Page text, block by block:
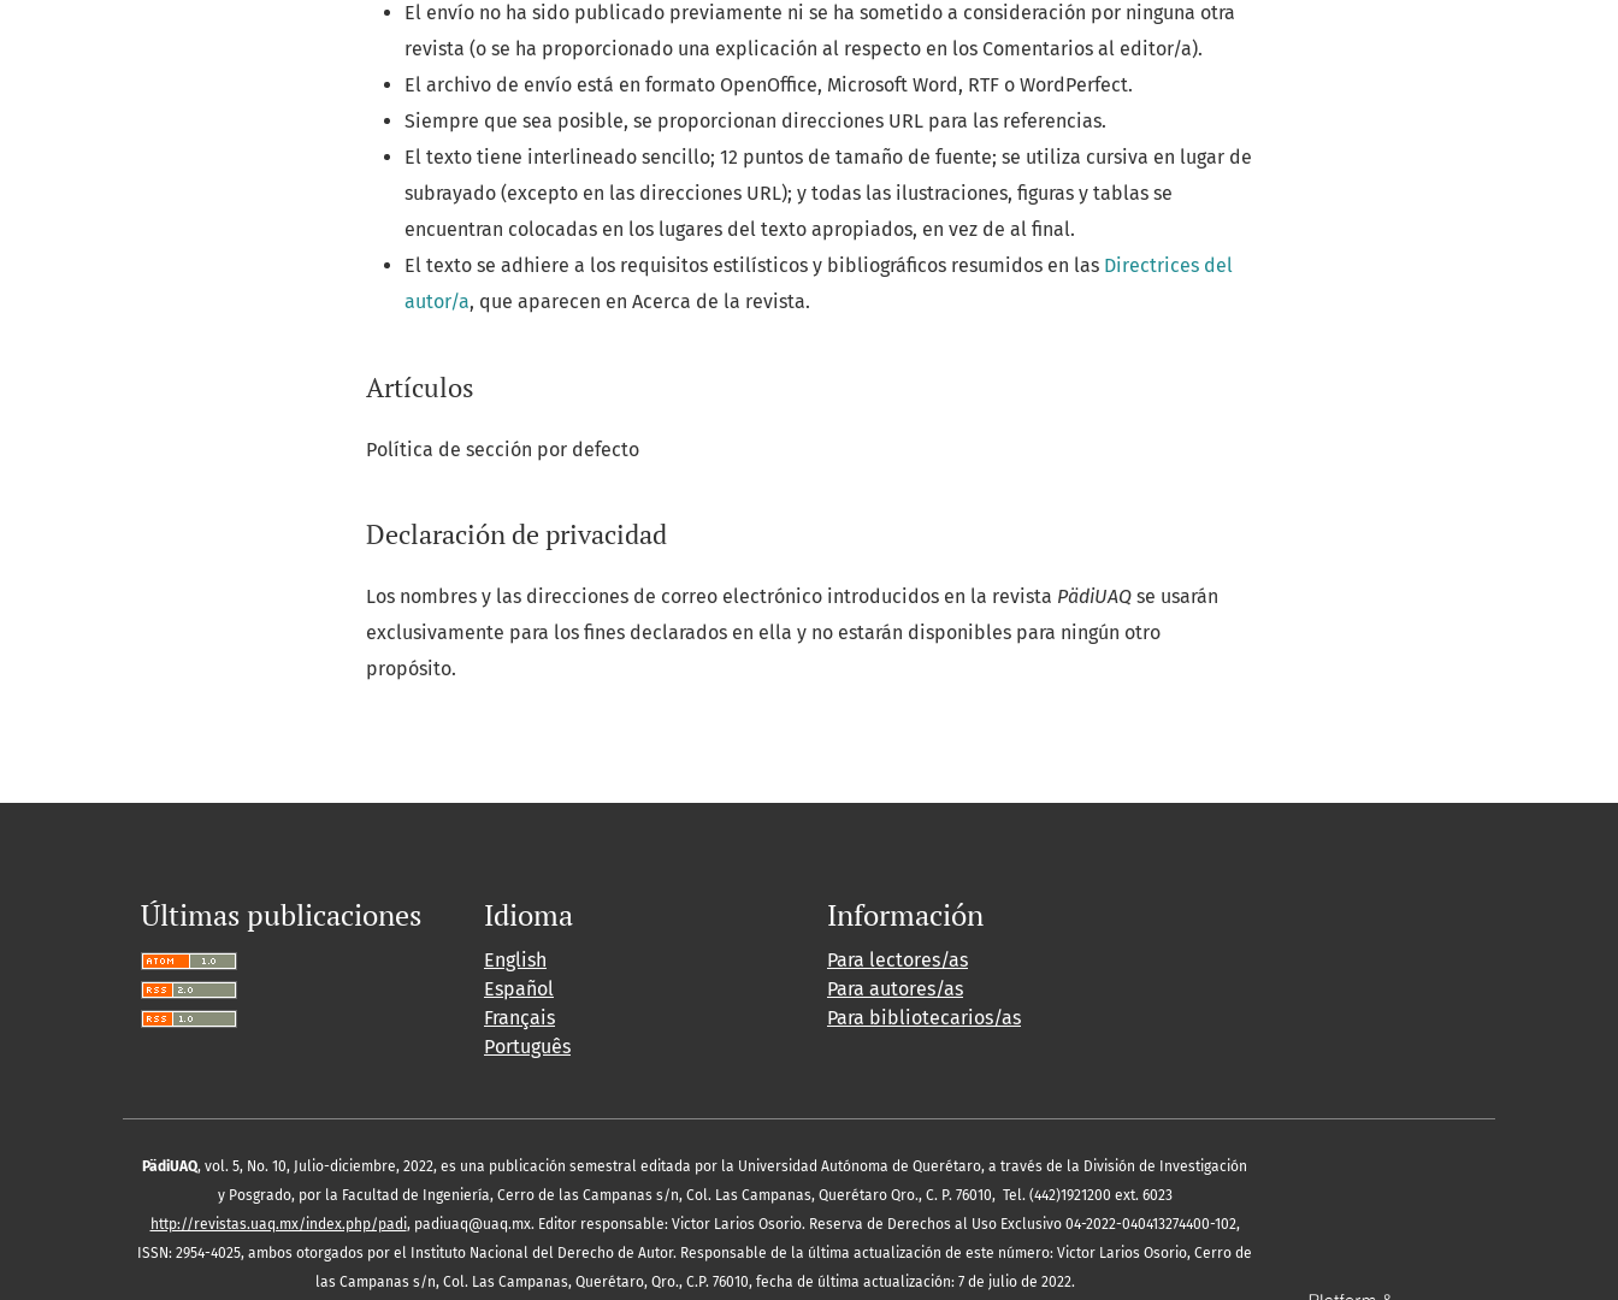
El envío no ha sido publicado previamente ni se ha sometido a consideración por ninguna otra
revista (o se ha proporcionado una explicación al respecto en los Comentarios al editor/a).
El archivo de envío está en formato OpenOffice, Microsoft Word, RTF o WordPerfect.
Siempre que sea posible, se proporcionan direcciones URL para las referencias.
El texto tiene interlineado sencillo; 12 puntos de tamaño de fuente; se utiliza cursiva en lugar de
subrayado (excepto en las direcciones URL); y todas las ilustraciones, figuras y tablas se
encuentran colocadas en los lugares del texto apropiados, en vez de al final.
El texto se adhiere a los requisitos estilísticos y bibliográficos resumidos en las Directrices del
autor/a, que aparecen en Acerca de la revista.
Artículos
Política de sección por defecto
Declaración de privacidad
Los nombres y las direcciones de correo electrónico introducidos en la revista PädiUAQ se usarán
exclusivamente para los fines declarados en ella y no estarán disponibles para ningún otro
propósito.
Últimas publicaciones Idioma
English
Español
Français
Português
Información
Para lectores/as
Para autores/as
Para bibliotecarios/as
PädiUAQ, vol. 5, No. 10, Julio-diciembre, 2022, es una publicación semestral editada por la Universidad Autónoma de Querétaro, a través de la División de Investigación
y Posgrado, por la Facultad de Ingeniería, Cerro de las Campanas s/n, Col. Las Campanas, Querétaro Qro., C. P. 76010, Tel. (442)1921200 ext. 6023
http://revistas.uaq.mx/index.php/padi, padiuaq@uaq.mx. Editor responsable: Victor Larios Osorio. Reserva de Derechos al Uso Exclusivo 04-2022-040413274400-102,
ISSN: 2954-4025, ambos otorgados por el Instituto Nacional del Derecho de Autor. Responsable de la última actualización de este número: Victor Larios Osorio, Cerro de
las Campanas s/n, Col. Las Campanas, Querétaro, Qro., C.P. 76010, fecha de última actualización: 7 de julio de 2022.